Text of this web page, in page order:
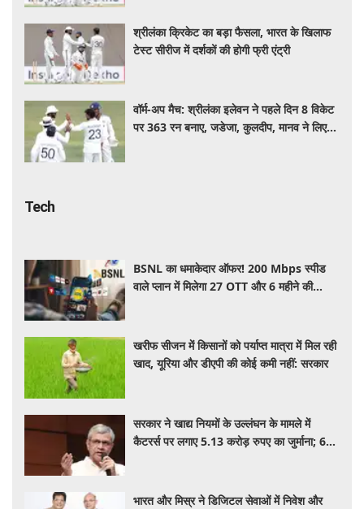
श्रीलंका क्रिकेट का बड़ा फैसला, भारत के खिलाफ
टेस्ट सीरीज में दर्शकों की होगी फ्री एंट्री
वॉर्म-अप मैच: श्रीलंका इलेवन ने पहले दिन 8 विकेट
पर 363 रन बनाए, जडेजा, कुलदीप, मानव ने लिए
Tech
BSNL का धमाकेदार ऑफर! 200 Mbps स्पीड
वाले प्लान में मिलेगा 27 OTT और 6 महीने की
खरीफ सीजन में किसानों को पर्याप्त मात्रा में मिल रही
खाद, यूरिया और डीएपी की कोई कमी नहीं: सरकार
सरकार ने खाद्य नियमों के उल्लंघन के मामले में
कैटरर्स पर लगाए 5.13 करोड़ रुपए का जुर्माना; 6
भारत और मिस्र ने डिजिटल सेवाओं में निवेश और